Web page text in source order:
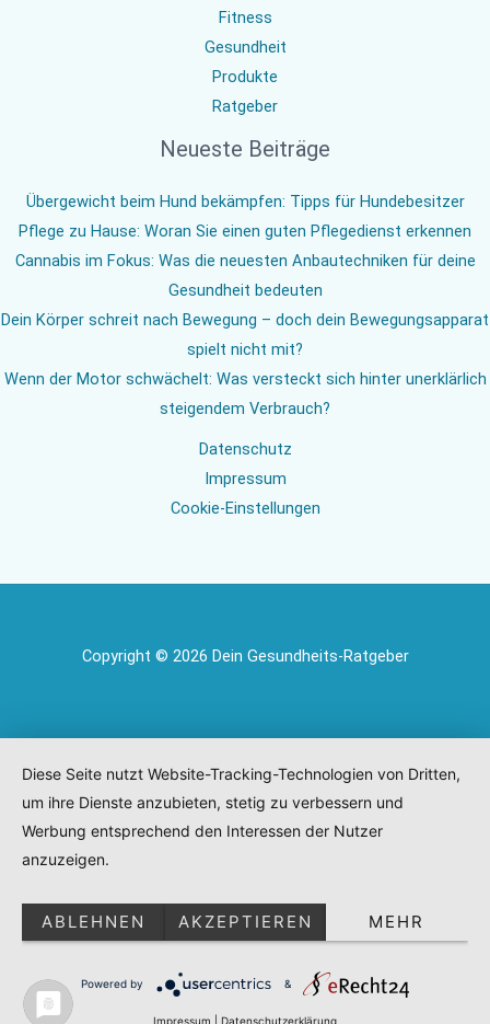
Fitness
Gesundheit
Produkte
Ratgeber
Neueste Beiträge
Übergewicht beim Hund bekämpfen: Tipps für Hundebesitzer
Pflege zu Hause: Woran Sie einen guten Pflegedienst erkennen
Cannabis im Fokus: Was die neuesten Anbautechniken für deine
Gesundheit bedeuten
Dein Körper schreit nach Bewegung – doch dein Bewegungsapparat
spielt nicht mit?
Wenn der Motor schwächelt: Was versteckt sich hinter unerklärlich
steigendem Verbrauch?
Datenschutz
Impressum
Cookie-Einstellungen
Copyright © 2026 Dein Gesundheits-Ratgeber
Diese Seite nutzt Website-Tracking-Technologien von Dritten,
um ihre Dienste anzubieten, stetig zu verbessern und
Werbung entsprechend den Interessen der Nutzer
anzuzeigen.
ABLEHNEN AKZEPTIEREN MEHR
Powered by &
Impressum Datenschutzerklärung